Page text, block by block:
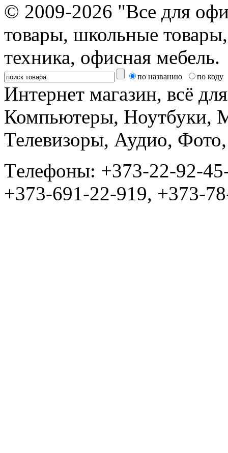
© 2009-2026 "Все для
товары, школьные
техника, офисная мебель.
по названию по коду
Интернет магазин, всё
Компьютеры, Ноутбуки,
Телевизоры, Аудио,
Tелефоны: +373-22-92-
+373-691-22-919, +373-